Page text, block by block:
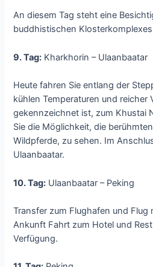
An diesem Tag steht eine
buddhistischen
9. Tag: Kharkhorin – Ulaanbaatar
Heute fahren Sie entlang der
kühlen Temperaturen und reicher
gekennzeichnet ist, zum Khustai
Sie die Möglichkeit, die
Wildpferde, zu sehen. Im
Ulaanbaatar.
10. Tag: Ulaanbaatar – Peking
Transfer zum Flughafen und Flug
Ankunft Fahrt zum Hotel und
Verfügung.